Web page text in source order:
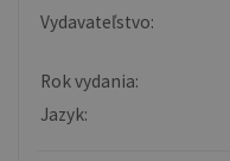
Vydavateľstvo:
Rok vydania:
Jazyk: